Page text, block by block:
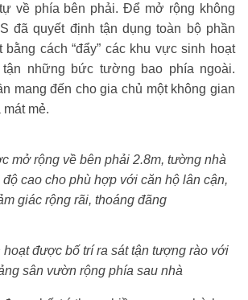
về phía bên phải. Để mở rộng không
đã quyết định tận dụng toàn bộ phần
bằng cách “đẩy” các khu vực sinh hoạt
những bức tường bao phía ngoài.
mang đến cho gia chủ một không gian
mẻ.
mở rộng về bên phải 2.8m, tường nhà
cao cho phù hợp với căn hộ lân cận,
giác rộng rãi, thoáng đãng
được bố trí ra sát tận tượng rào với
sân vườn rộng phía sau nhà